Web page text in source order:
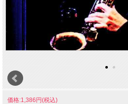
価格:1,386円(税込)